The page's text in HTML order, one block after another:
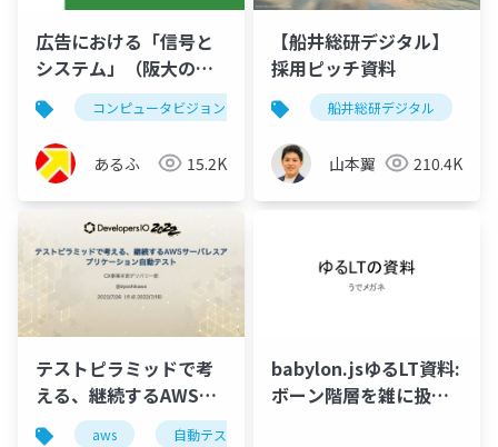
広告における「信号と
システム」（阪大の招
待講演）コンピュータビジョン 信号処理
あるふ 15.2K
【船井総研デジタル】
採用ピッチ資料
船井総研デジタル
山本翼 210.4K
テストピラミッドで考
える、継続するAWSサ
ーバレスアプリケーシ
aws 自動テスト
babylon.jsゆるLT資料:
ボーン階層を雑に扱い